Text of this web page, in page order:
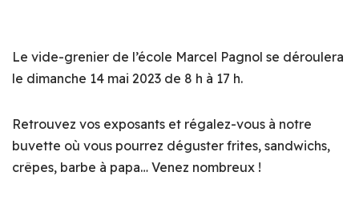
Le vide-grenier de l’école Marcel Pagnol se déroulera
le dimanche 14 mai 2023 de 8 h à 17 h.
Retrouvez vos exposants et régalez-vous à notre
buvette où vous pourrez déguster frites, sandwichs,
crêpes, barbe à papa… Venez nombreux !